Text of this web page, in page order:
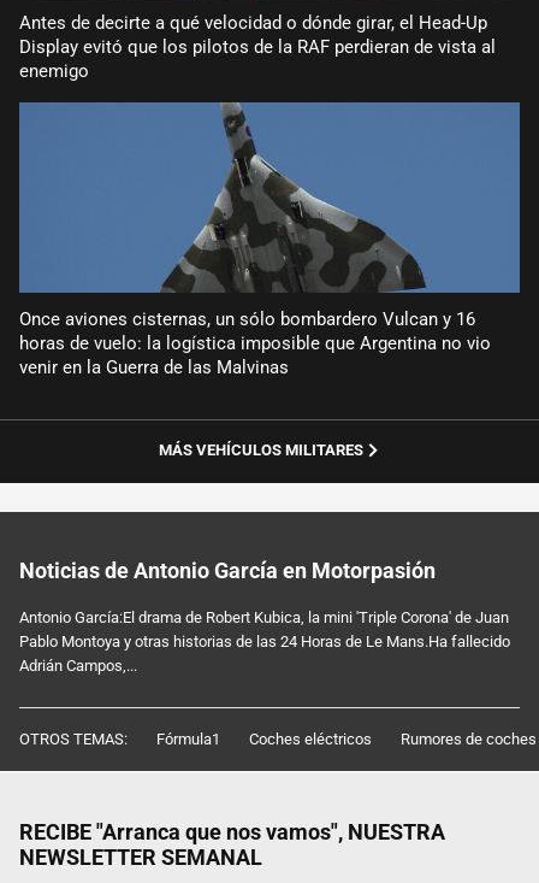
Antes de decirte a qué velocidad o dónde girar, el Head-Up
Display evitó que los pilotos de la RAF perdieran de vista al
enemigo
Once aviones cisternas, un sólo bombardero Vulcan y 16
horas de vuelo: la logística imposible que Argentina no vio
venir en la Guerra de las Malvinas
MÁS VEHÍCULOS MILITARES
Noticias de Antonio García en Motorpasión
Antonio García:El drama de Robert Kubica, la mini 'Triple Corona' de Juan
Pablo Montoya y otras historias de las 24 Horas de Le Mans.Ha fallecido
Adrián Campos,...
OTROS TEMAS: Fórmula1 Coches eléctricos Rumores de coches
RECIBE "Arranca que nos vamos", NUESTRA
NEWSLETTER SEMANAL